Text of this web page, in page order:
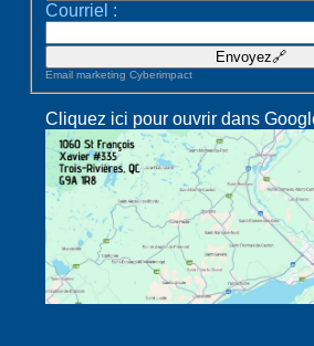
Courriel :
Email marketing Cyberimpact
Cliquez ici pour ouvrir dans